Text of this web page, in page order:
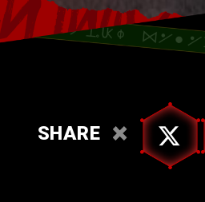
SHARE